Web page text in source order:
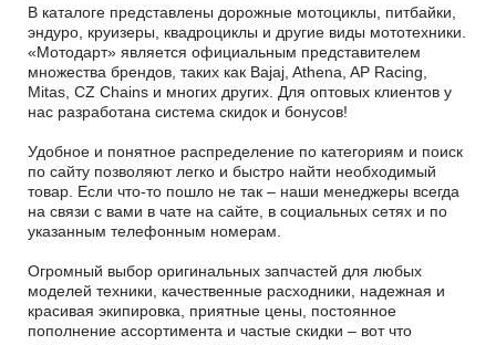
В каталоге представлены дорожные мотоциклы, питбайки,
эндуро, круизеры, квадроциклы и другие виды мототехники.
«Мотодарт» является официальным представителем
множества брендов, таких как Bajaj, Athena, AP Racing,
Mitas, CZ Chains и многих других. Для оптовых клиентов у
нас разработана система скидок и бонусов!
Удобное и понятное распределение по категориям и поиск
по сайту позволяют легко и быстро найти необходимый
товар. Если что-то пошло не так – наши менеджеры всегда
на связи с вами в чате на сайте, в социальных сетях и по
указанным телефонным номерам.
Огромный выбор оригинальных запчастей для любых
моделей техники, качественные расходники, надежная и
красивая экипировка, приятные цены, постоянное
пополнение ассортимента и частые скидки – вот что